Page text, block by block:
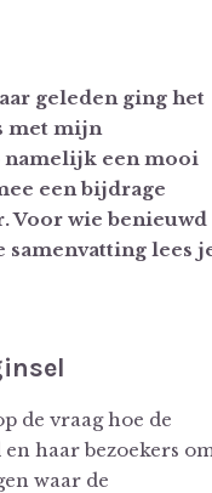
geleden ging het
met mijn
namelijk een mooi
een bijdrage
Voor wie benieuwd
lees
de vraag hoe de
haar bezoekers
waar de